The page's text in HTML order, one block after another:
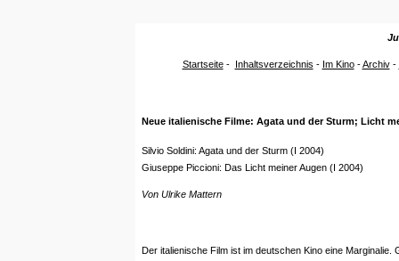
Startseite- Inhaltsverzeichnis - Im Kino-Archiv-
Neue italienische Filme: Agata und der Sturm; Licht
Silvio Soldini: Agata und der Sturm (I 2004)
Giuseppe Piccioni: Das Licht meiner Augen (I 2004)
Von Ulrike Mattern
Der italienische Film ist im deutschen Kino eine Marginalie.